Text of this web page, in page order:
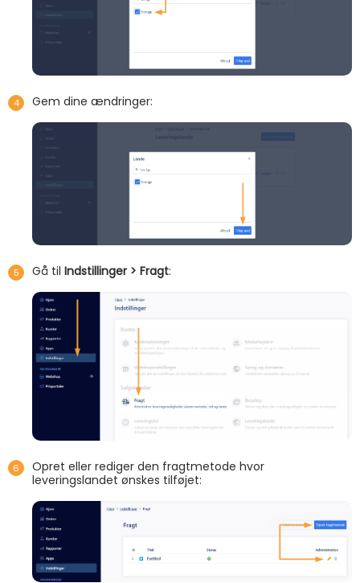
Gem dine ændringer:
Gå til Indstillinger > Fragt:
Opret eller rediger den fragtmetode hvor
leveringslandet ønskes tilføjet: